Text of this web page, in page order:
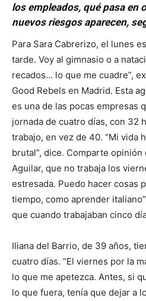
los empleados, qué pasa en
nuevos riesgos aparecen,
Para Sara Cabrerizo, el lunes
tarde. Voy al gimnasio o a
recados… lo que me cuadre”,
Good Rebels en Madrid. Esta
es una de las pocas empresas
jornada de cuatro días, con 32
trabajo, en vez de 40. “Mi vida
brutal”, dice. Comparte
Aguilar, que no trabaja los
estresada. Puedo hacer cosas
tiempo, como aprender
que cuando trabajaban cinco
Iliana del Barrio, de 39 años,
cuatro días. “El viernes por la
lo que me apetezca. Antes, si
lo que fuera, tenía que dejar a